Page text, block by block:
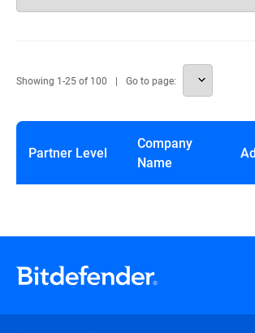
Showing 1-25of 100 Go to page:
Partner Level
Company
Name